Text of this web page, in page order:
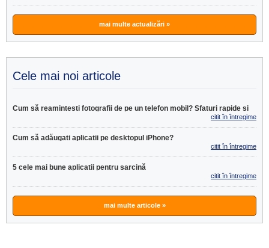
mai multe actualizări »
Cele mai noi articole
Cum să reamintești fotografii de pe un telefon mobil? Sfaturi rapide și
citit în întregime
Cum să adăugați aplicații pe desktopul iPhone?
citit în întregime
5 cele mai bune aplicații pentru sarcină
citit în întregime
mai multe articole »